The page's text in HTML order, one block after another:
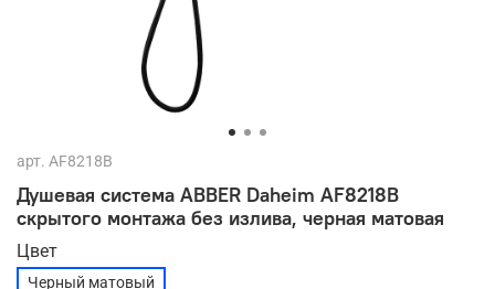
арт. AF8218B
Душевая система ABBER Daheim AF8218B
скрытого монтажа без излива, черная матовая
Цвет
Черный матовый